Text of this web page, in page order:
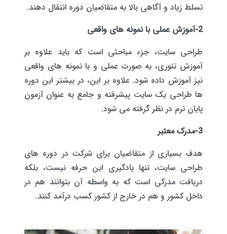
تسلط زیاد و آگاهی بالا به متقاضیان دوره انتقال دهند.
2-آموزش عملی با نمونه های واقعی
طراحی سایت، جزء مباحثی است که باید علاوه بر
آموزش تئوری، به صورت عملی و با نمونه های واقعی
نیز آموزش داده شود. علاوه بر این، در بیشتر این دوره
ها طراحی یک سایت پیشرفته و جامع به عنوان آزمون
پایان ترم در نظر گرفته می شود.
3-مدرک معتبر
هدف بسیاری از متقاضیان برای شرکت در دوره های
طراحی سایت، تنها یادگیری این حرفه نیست، بلکه
دریافت مدرکی است که به واسطه آن بتوانند هم در
داخل کشور و هم در خارج از کشور کسب درآمد کنند.